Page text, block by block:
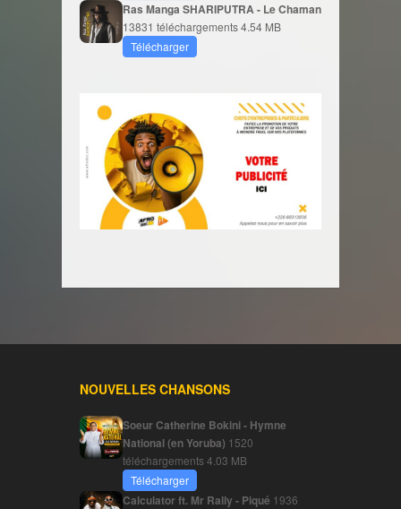
Ras Manga SHARIPUTRA - Le Chaman
13831 téléchargements4.54 MB
Télécharger
NOUVELLES CHANSONS
Soeur Catherine Bokini - Hymne
National (en Yoruba) 1520
téléchargements4.03 MB
Télécharger
Calculator ft. Mr Rally - Piqué 1936